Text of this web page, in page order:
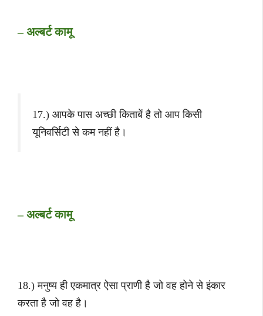
– अल्बर्ट कामू
17.) आपके पास अच्छी किताबें है तो आप किसी
यूनिवर्सिटी से कम नहीं है।
– अल्बर्ट कामू
18.) मनुष्य ही एकमात्र ऐसा प्राणी है जो वह होने से इंकार
करता है जो वह है।